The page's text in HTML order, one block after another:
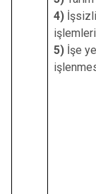
4)
5)İşe